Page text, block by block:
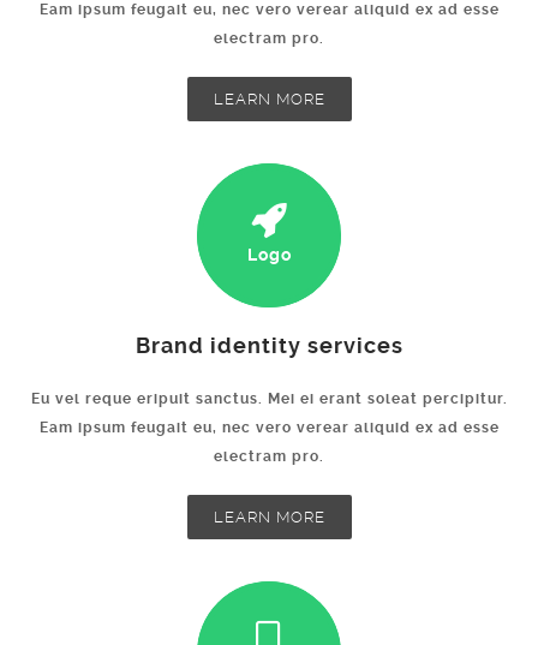
Eam ipsum feugait eu, nec vero verear aliquid ex ad esse
electram pro.
LEARN MORE
Logo
Brand identity services
Eu vel reque eripuit sanctus. Mei ei erant soleat percipitur.
Eam ipsum feugait eu, nec vero verear aliquid ex ad esse
electram pro.
LEARN MORE